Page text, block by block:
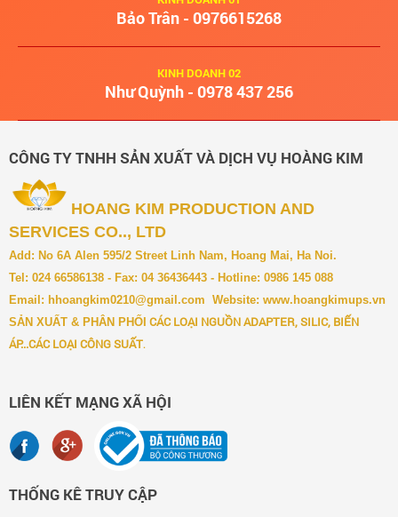
Bảo Trân - 0976615268
KINH DOANH 02
Như Quỳnh - 0978 437 256
CÔNG TY TNHH SẢN XUẤT VÀ DỊCH VỤ HOÀNG KIM
HOANG KIM PRODUCTION AND
SERVICES CO.., LTD
Add: No 6A Alen 595/2 Street Linh Nam, Hoang Mai, Ha Noi.
Tel: 024 66586138 - Fax: 04 36436443 - Hotline: 0986 145 088
Email: hhoangkim0210@gmail.com Website: www.hoangkimups.vn
SẢN XUẤT & PHÂN PHỐI CÁC LOẠI NGUỒN ADAPTER, SILIC, BIẾN
ÁP...CÁC LOẠI CÔNG SUẤT.
LIÊN KẾT MẠNG XÃ HỘI
THỐNG KÊ TRUY CẬP